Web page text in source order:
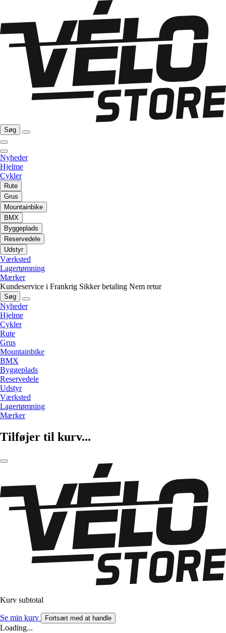
Søg
Nyheder
Hjelme
Cykler
Rute
Grus
Mountainbike
BMX
Byggeplads
Reservedele
Udstyr
Værksted
Lagertømning
Mærker
Kundeservice i Frankrig Sikker betaling Nem retur
Søg
Nyheder
Hjelme
Cykler
Rute
Grus
Mountainbike
BMX
Byggeplads
Reservedele
Udstyr
Værksted
Lagertømning
Mærker
Tilføjer til kurv...
Kurv subtotal
Se min kurv Fortsæt med at handle
Loading...